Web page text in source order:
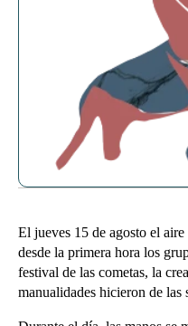
El jueves 15 de agosto el
desde la primera hora los
festival de las cometas, la
manualidades hicieron de las